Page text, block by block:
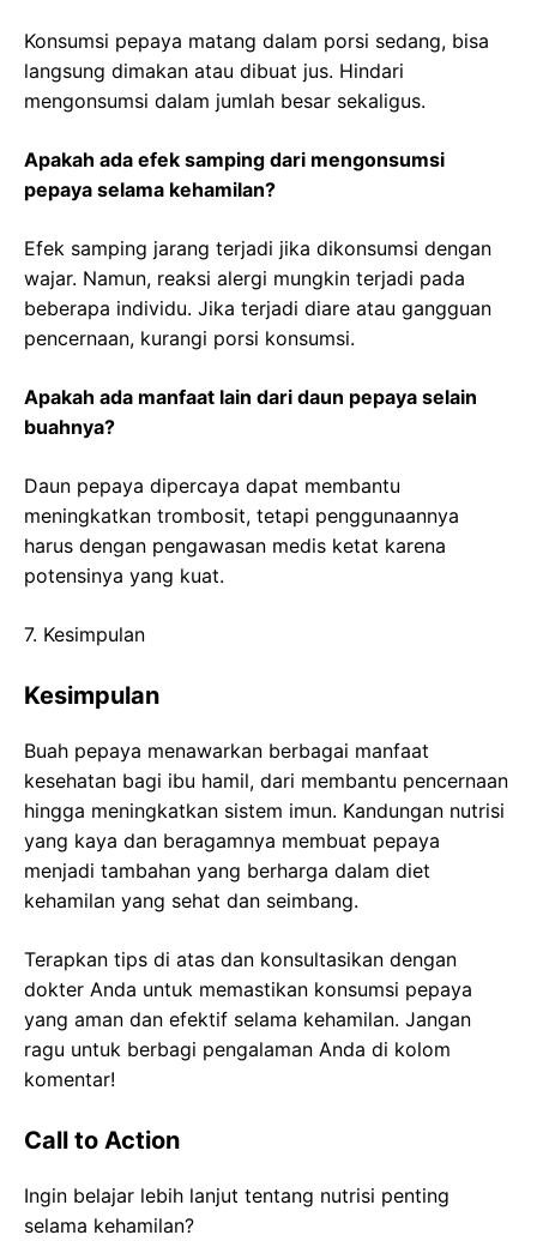
Konsumsi pepaya matang dalam porsi sedang, bisa
langsung dimakan atau dibuat jus. Hindari
mengonsumsi dalam jumlah besar sekaligus.
Apakah ada efek samping dari mengonsumsi
pepaya selama kehamilan?
Efek samping jarang terjadi jika dikonsumsi dengan
wajar. Namun, reaksi alergi mungkin terjadi pada
beberapa individu. Jika terjadi diare atau gangguan
pencernaan, kurangi porsi konsumsi.
Apakah ada manfaat lain dari daun pepaya selain
buahnya?
Daun pepaya dipercaya dapat membantu
meningkatkan trombosit, tetapi penggunaannya
harus dengan pengawasan medis ketat karena
potensinya yang kuat.
7. Kesimpulan
Kesimpulan
Buah pepaya menawarkan berbagai manfaat
kesehatan bagi ibu hamil, dari membantu pencernaan
hingga meningkatkan sistem imun. Kandungan nutrisi
yang kaya dan beragamnya membuat pepaya
menjadi tambahan yang berharga dalam diet
kehamilan yang sehat dan seimbang.
Terapkan tips di atas dan konsultasikan dengan
dokter Anda untuk memastikan konsumsi pepaya
yang aman dan efektif selama kehamilan. Jangan
ragu untuk berbagi pengalaman Anda di kolom
komentar!
Call to Action
Ingin belajar lebih lanjut tentang nutrisi penting
selama kehamilan?